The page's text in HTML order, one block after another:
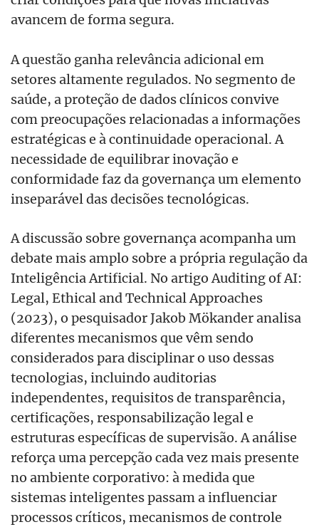
avancem de forma segura.
A questão ganha relevância adicional em
setores altamente regulados. No segmento de
saúde, a proteção de dados clínicos convive
com preocupações relacionadas a informações
estratégicas e à continuidade operacional. A
necessidade de equilibrar inovação e
conformidade faz da governança um elemento
inseparável das decisões tecnológicas.
A discussão sobre governança acompanha um
debate mais amplo sobre a própria regulação da
Inteligência Artificial. No artigo Auditing of AI:
Legal, Ethical and Technical Approaches
(2023), o pesquisador Jakob Mökander analisa
diferentes mecanismos que vêm sendo
considerados para disciplinar o uso dessas
tecnologias, incluindo auditorias
independentes, requisitos de transparência,
certificações, responsabilização legal e
estruturas específicas de supervisão. A análise
reforça uma percepção cada vez mais presente
no ambiente corporativo: à medida que
sistemas inteligentes passam a influenciar
processos críticos, mecanismos de controle